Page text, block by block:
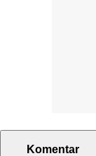
Komentar